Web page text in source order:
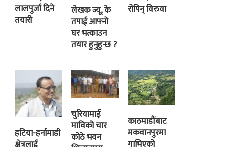
लालपुर्जा दिने
तयारी
लेखक ज्यू, के
तपाई आफ्नो
घर भत्काउन
तयार हुनुहुन्छ ?
रोपिन् विरुवा
हटिया-हर्नामाडी
चुरियामाई
माविको चार
कोठे भवन
काठमाडौंबाट
मकवानपुरमा